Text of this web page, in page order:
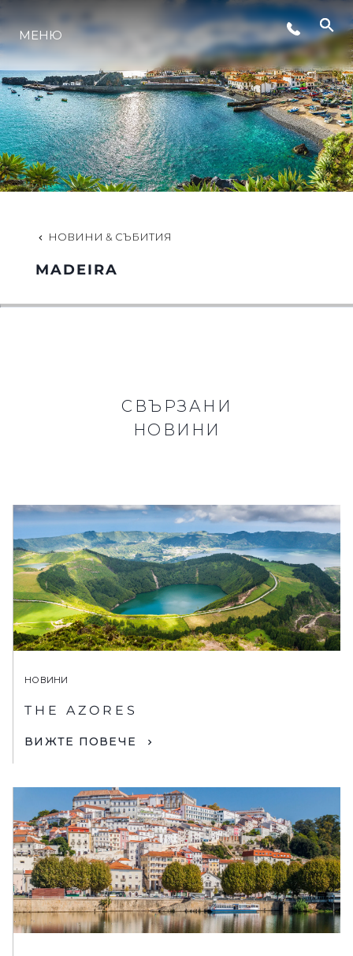
НОВИНИ
СЪБИТИЯ
КОМПАНИЯТА
ЕКИПЪТ
МЕНЮ
НОВИНИ & СЪБИТИЯ
MADEIRA
СВЪРЗАНИ
НОВИНИ
НОВИНИ
THE AZORES
ВИЖТЕ ПОВЕЧЕ